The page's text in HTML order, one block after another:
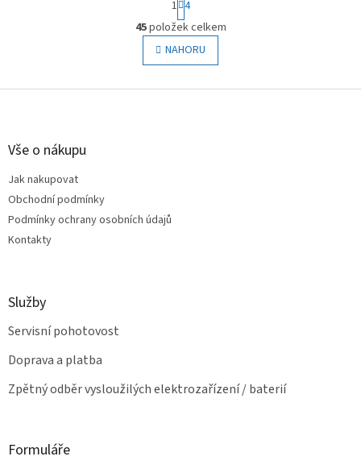
O
v
l
á
t
r
á
n
k
v
1 4
45položek celkem
NAHORU
Z
Vše o nákupu
Jak nakupovat
Obchodní podmínky
Podmínky ochrany osobních údajů
Kontakty
Služby
Servisní pohotovost
Doprava a platba
Zpětný odběr vysloužilých elektrozařízení / baterií
Formuláře